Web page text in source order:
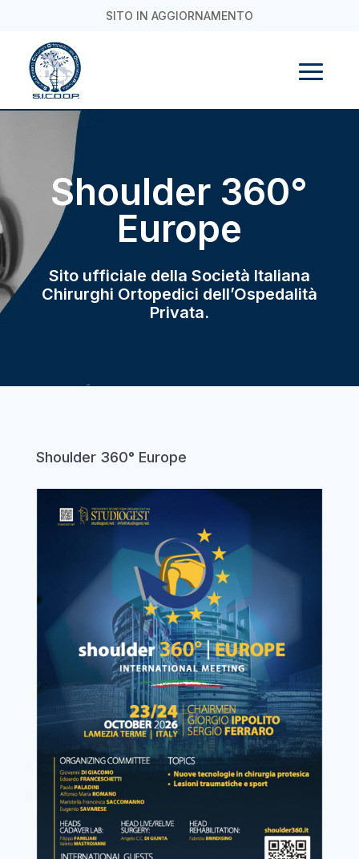
SITO IN AGGIORNAMENTO
Shoulder 360°
Europe
Sito ufficiale della Società Italiana
Chirurghi Ortopedici dell’Ospedalità
Privata.
Shoulder 360° Europe